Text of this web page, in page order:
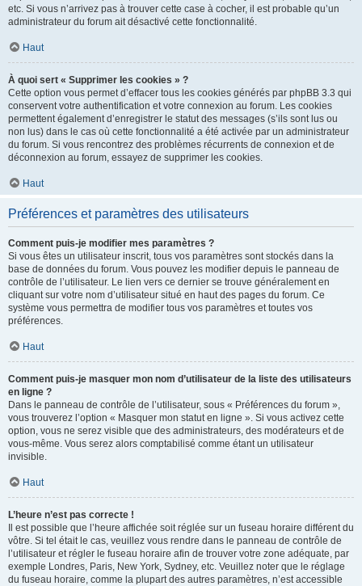
etc. Si vous n’arrivez pas à trouver cette case à cocher, il est probable qu’un
administrateur du forum ait désactivé cette fonctionnalité.
Haut
À quoi sert « Supprimer les cookies » ?
Cette option vous permet d’effacer tous les cookies générés par phpBB 3.3 qui
conservent votre authentification et votre connexion au forum. Les cookies
permettent également d’enregistrer le statut des messages (s’ils sont lus ou
non lus) dans le cas où cette fonctionnalité a été activée par un administrateur
du forum. Si vous rencontrez des problèmes récurrents de connexion et de
déconnexion au forum, essayez de supprimer les cookies.
Haut
Préférences et paramètres des utilisateurs
Comment puis-je modifier mes paramètres ?
Si vous êtes un utilisateur inscrit, tous vos paramètres sont stockés dans la
base de données du forum. Vous pouvez les modifier depuis le panneau de
contrôle de l’utilisateur. Le lien vers ce dernier se trouve généralement en
cliquant sur votre nom d’utilisateur situé en haut des pages du forum. Ce
système vous permettra de modifier tous vos paramètres et toutes vos
préférences.
Haut
Comment puis-je masquer mon nom d’utilisateur de la liste des utilisateurs
en ligne ?
Dans le panneau de contrôle de l’utilisateur, sous « Préférences du forum »,
vous trouverez l’option « Masquer mon statut en ligne ». Si vous activez cette
option, vous ne serez visible que des administrateurs, des modérateurs et de
vous-même. Vous serez alors comptabilisé comme étant un utilisateur
invisible.
Haut
L’heure n’est pas correcte !
Il est possible que l’heure affichée soit réglée sur un fuseau horaire différent du
vôtre. Si tel était le cas, veuillez vous rendre dans le panneau de contrôle de
l’utilisateur et régler le fuseau horaire afin de trouver votre zone adéquate, par
exemple Londres, Paris, New York, Sydney, etc. Veuillez noter que le réglage
du fuseau horaire, comme la plupart des autres paramètres, n’est accessible